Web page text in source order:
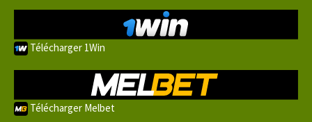
Télécharger 1Win
Télécharger Melbet